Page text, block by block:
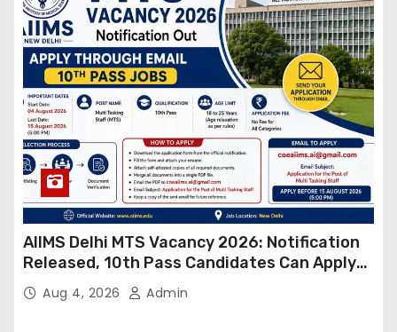
AIIMS Delhi MTS Vacancy 2026: Notification
Released, 10th Pass Candidates Can Apply
Through Email
Aug 4, 2026 Admin